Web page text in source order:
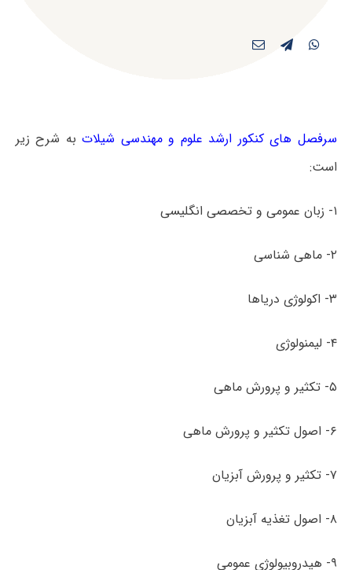
سرفصل های کنکور ارشد علوم و مهندسی شیلات به شرح زیر
است:
۱- زبان عمومی و تخصصی انگلیسی
۲- ماهی شناسی
۳- اکولوژی دریاها
۴- لیمنولوژی
۵- تکثیر و پرورش ماهی
۶- اصول تکثیر و پرورش ماهی
۷- تکثیر و پرورش آبزیان
۸- اصول تغذیه آبزیان
۹- هیدروبیولوژی عمومی